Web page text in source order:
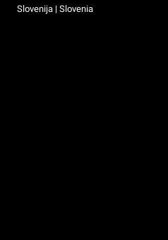
Slovenija | Slovenia